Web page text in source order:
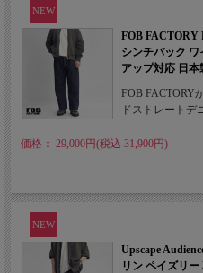
NEW
FOB FACTORY
シンチバック
アップ対応 日本
FOB FACTORY
ドストレートデ
価格： 29,000円(税込 31,900円)
NEW
Upscape
リン ペイズリ